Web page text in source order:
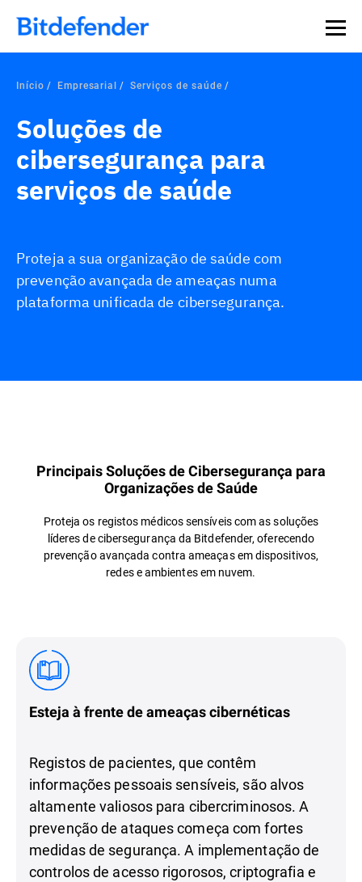
Início Empresarial Serviços de saúde
Soluções de
cibersegurança para
serviços de saúde
Proteja a sua organização de saúde com
prevenção avançada de ameaças numa
plataforma unificada de cibersegurança.
Principais Soluções de Cibersegurança para
Organizações de Saúde
Proteja os registos médicos sensíveis com as soluções
líderes de cibersegurança da Bitdefender, oferecendo
prevenção avançada contra ameaças em dispositivos,
redes e ambientes em nuvem.
Esteja à frente de ameaças cibernéticas
Registos de pacientes, que contêm
informações pessoais sensíveis, são alvos
altamente valiosos para cibercriminosos. A
prevenção de ataques começa com fortes
medidas de segurança. A implementação de
controlos de acesso rigorosos, criptografia e